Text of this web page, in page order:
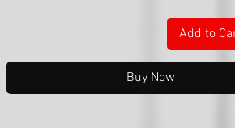
Add to
Buy Now